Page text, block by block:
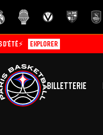
d’été⚡ Explorer
Billetterie